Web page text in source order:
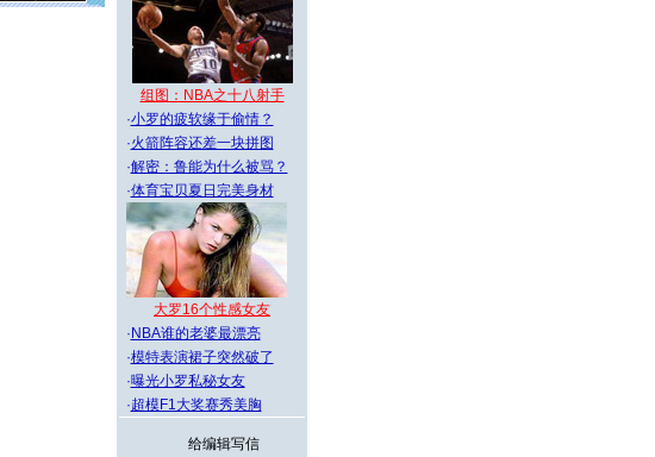
每日尽显开心
组图：NBA之十八射手
·小罗的疲软缘于偷情？
·火箭阵容还差一块拼图
·解密：鲁能为什么被骂？
·体育宝贝夏日完美身材
大罗16个性感女友
· NBA谁的老婆最漂亮
·模特表演裙子突然破了
·曝光小罗私秘女友
·超模F1大奖赛秀美胸
给编辑写信